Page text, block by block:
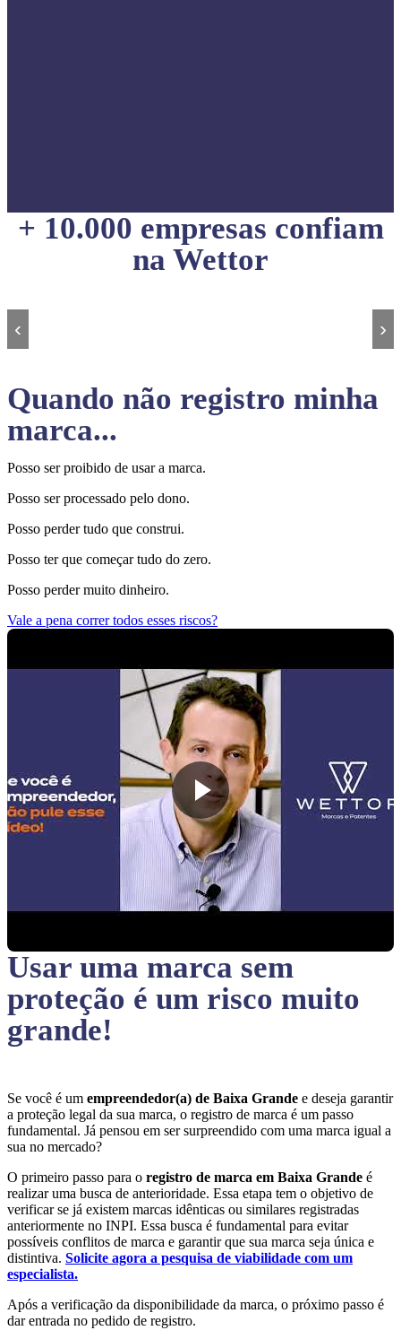
+ 10.000 empresas confiam
na Wettor
‹ ›
Quando não registro minha
marca...
Posso ser proibido de usar a marca.
Posso ser processado pelo dono.
Posso perder tudo que construi.
Posso ter que começar tudo do zero.
Posso perder muito dinheiro.
Vale a pena correr todos esses riscos?
Usar uma marca sem
proteção é um risco muito
grande!
Se você é um empreendedor(a) de Baixa Grande e deseja garantir
a proteção legal da sua marca, o registro de marca é um passo
fundamental. Já pensou em ser surpreendido com uma marca igual a
sua no mercado?
O primeiro passo para o registro de marca em Baixa Grande é
realizar uma busca de anterioridade. Essa etapa tem o objetivo de
verificar se já existem marcas idênticas ou similares registradas
anteriormente no INPI. Essa busca é fundamental para evitar
possíveis conflitos de marca e garantir que sua marca seja única e
distintiva. Solicite agora a pesquisa de viabilidade com um
especialista.
Após a verificação da disponibilidade da marca, o próximo passo é
dar entrada no pedido de registro.